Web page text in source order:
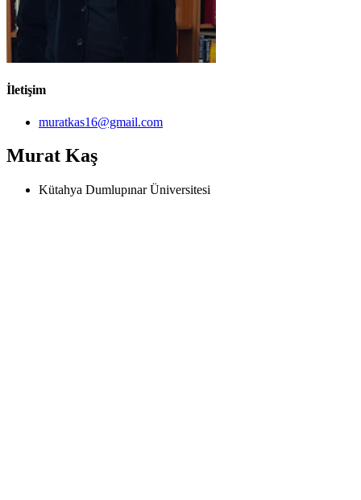
İletişim
muratkas16@gmail.com
Murat Kaş
Kütahya Dumlupınar Üniversitesi